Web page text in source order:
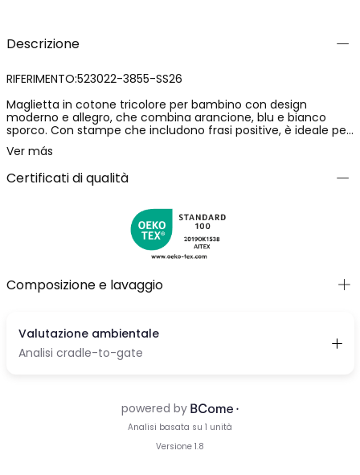
Descrizione
RIFERIMENTO:523022-3855-SS26
Maglietta in cotone tricolore per bambino con design
moderno e allegro, che combina arancione, blu e bianco
sporco. Con stampe che includono frasi positive, è ideale per
un look casual e divertente. Disponibile in taglie dai 12 mesi
fino ai 10 anni, si adatta a diverse fasi di crescita. Il materiale
in cotone garantisce morbidezza e comfort per l'uso
quotidiano. Il suo stile versatile permette di abbinarla
qualsiasi occasione informale.
Ver más
Certificati di qualità
Composizione e lavaggio